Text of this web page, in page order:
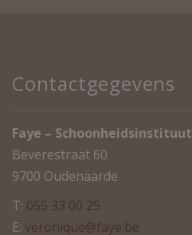
Contactgegevens
Faye – Schoonheidsinstituut
Beverestraat 60
9700 Oudenaarde
T: 055 33 00 25
E: veronique@faye.be